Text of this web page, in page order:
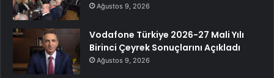
Ağustos 9, 2026
Vodafone Türkiye 2026-27 Mali Yılı
Birinci Çeyrek Sonuçlarını Açıkladı
Ağustos 9, 2026